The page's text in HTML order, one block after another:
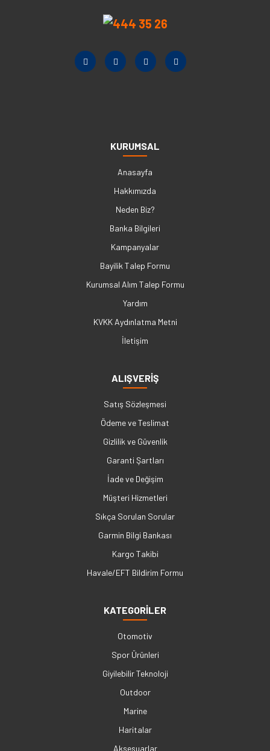
KURUMSAL
Anasayfa
Hakkımızda
Neden Biz?
Banka Bilgileri
Kampanyalar
Bayilik Talep Formu
Kurumsal Alım Talep Formu
Yardım
KVKK Aydınlatma Metni
İletişim
ALIŞVERİŞ
Satış Sözleşmesi
Ödeme ve Teslimat
Gizlilik ve Güvenlik
Garanti Şartları
İade ve Değişim
Müşteri Hizmetleri
Sıkça Sorulan Sorular
Garmin Bilgi Bankası
Kargo Takibi
Havale/EFT Bildirim Formu
KATEGORİLER
Otomotiv
Spor Ürünleri
Giyilebilir Teknoloji
Outdoor
Marine
Haritalar
Aksesuarlar